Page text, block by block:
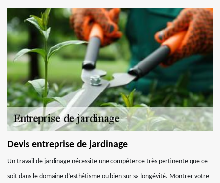
Devis entreprise de jardinage
Un travail de jardinage nécessite une compétence très pertinente que ce
soit dans le domaine d’esthétisme ou bien sur sa longévité. Montrer votre